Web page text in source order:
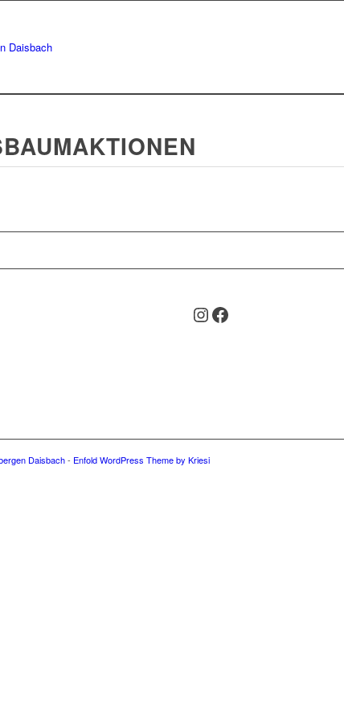
Feuerwehr Daisbach Instagram
Facebook
Daisbach- Enfold WordPress Theme by Kriesi